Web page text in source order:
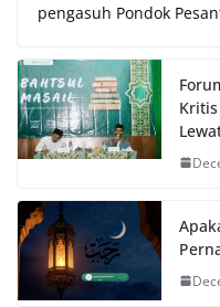
pengasuh Pondok